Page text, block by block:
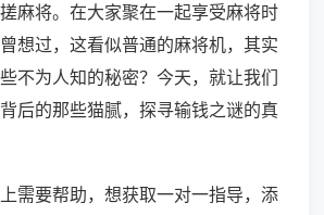
麻将。在大家聚在一起享受麻将时
想过，这看似普通的麻将机，其实
不为人知的秘密？今天，就让我们
后的那些猫腻，探寻输钱之谜的真
需要帮助，想获取一对一指导，添